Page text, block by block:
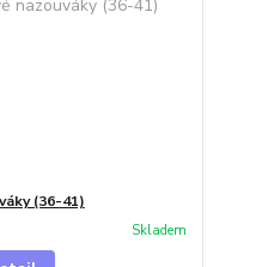
(36-41)
Skladem